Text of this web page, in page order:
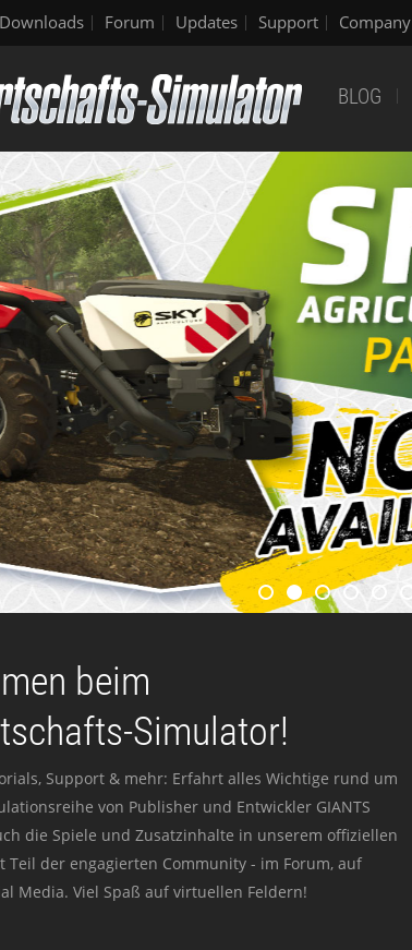
Downloads Forum Updates Support Company
BLOG
beim
Simulator!
Support & mehr: Erfahrt alles Wichtige rund um
von Publisher und Entwickler GIANTS
die Spiele und Zusatzinhalte in unserem offiziellen
Teil der engagierten Community - im Forum, auf
Media. Viel Spaß auf virtuellen Feldern!